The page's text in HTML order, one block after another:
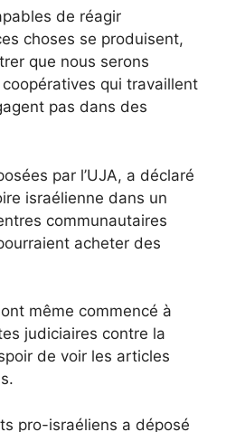
de réagir
choses se produisent,
que nous serons
qui travaillent
pas dans des
par l’UJA, a déclaré
israélienne dans un
communautaires
acheter des
même commencé à
judiciaires contre la
de voir les articles
pro-israéliens a déposé